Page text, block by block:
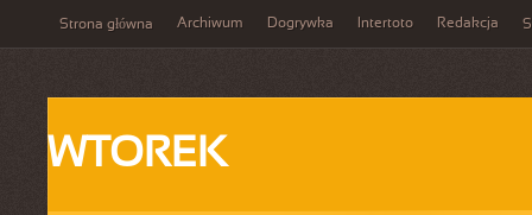
Strona główna Archiwum Dogrywka Intertoto Redakcja
WTOREK